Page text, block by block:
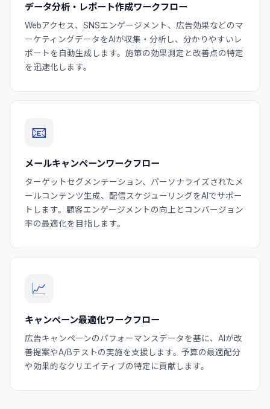
データ分析・レポート作成ワークフロー
Webアクセス、SNSエンゲージメント、広告効果などのマ
ーケティングデータをAIが収集・分析し、分かりやすいレ
ポートを自動生成します。施策の効果測定と改善点の特定
を迅速化します。
📧
メールキャンペーンワークフロー
ターゲットセグメンテーション、パーソナライズされたメ
ールコンテンツ生成、配信スケジューリングをAIでサポー
トします。顧客エンゲージメントの向上とコンバージョン
率の最適化を目指します。
📈
キャンペーン最適化ワークフロー
広告キャンペーンのパフォーマンスデータを基に、AIが改
善提案やA/Bテストの実施を支援します。予算の最適配分
や効果的なクリエイティブの特定に貢献します。